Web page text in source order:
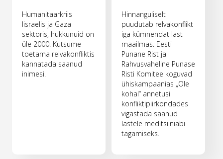
Humanitaarkriis
Iisraelis ja Gaza
sektoris, hukkunuid on
üle 2000. Kutsume
toetama relvakonfliktis
kannatada saanud
inimesi.
Hinnanguliselt
puudutab relvakonflikt
iga kümnendat last
maailmas. Eesti
Punane Rist ja
Rahvusvaheline Punase
Risti Komitee koguvad
ühiskampaanias „Ole
kohal“ annetusi
konfliktipiirkondades
vigastada saanud
lastele meditsiiniabi
tagamiseks.